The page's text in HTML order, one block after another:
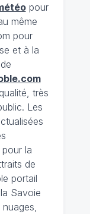
pour
même
pour
et à la
très
Les
la
de
portail
Savoie